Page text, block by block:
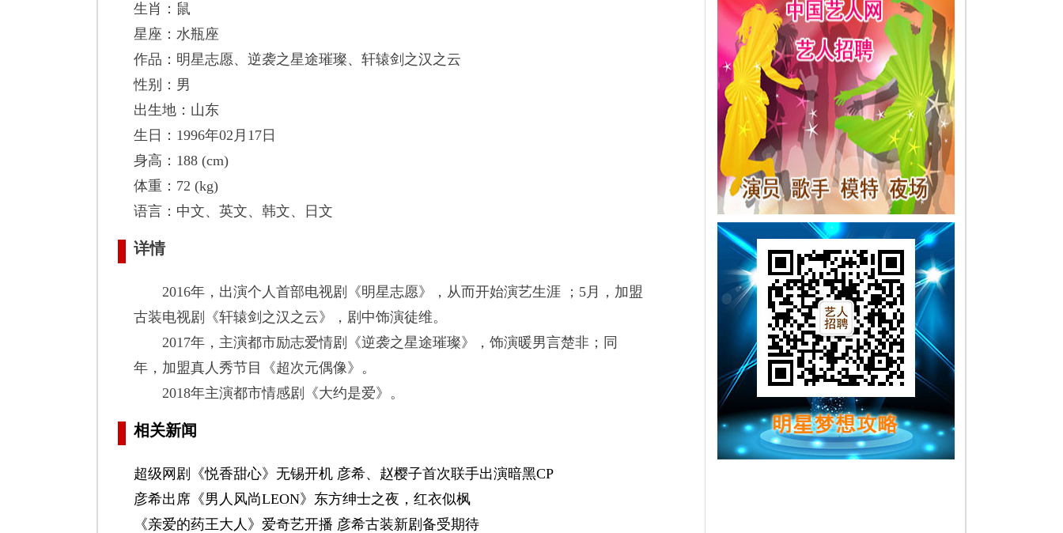
生肖：鼠
星座：水瓶座
作品：明星志愿、逆袭之星途璀璨、轩辕剑之汉之云
性别：男
出生地：山东
生日：1996年02月17日
身高：188 (cm)
体重：72 (kg)
语言：中文、英文、韩文、日文
详情
2016年，出演个人首部电视剧《明星志愿》，从而开始演艺生涯 ；5月，加盟
古装电视剧《轩辕剑之汉之云》，剧中饰演徒维。
2017年，主演都市励志爱情剧《逆袭之星途璀璨》，饰演暖男言楚非；同
年，加盟真人秀节目《超次元偶像》。
2018年主演都市情感剧《大约是爱》。
相关新闻
超级网剧《悦香甜心》无锡开机 彦希、赵樱子首次联手出演暗黑CP
彦希出席《男人风尚LEON》东方绅士之夜，红衣似枫
《亲爱的药王大人》爱奇艺开播 彦希古装新剧备受期待